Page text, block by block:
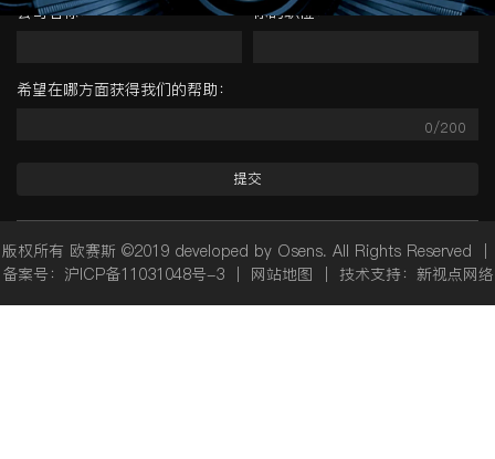
公司名称： 你的职位：
希望在哪方面获得我们的帮助：
0/200
提交
版权所有 欧赛斯 ©2019 developed by Osens. All Rights Reserved ｜
备案号： 沪ICP备11031048号-3｜ 网站地图 ｜ 技术支持： 新视点网络